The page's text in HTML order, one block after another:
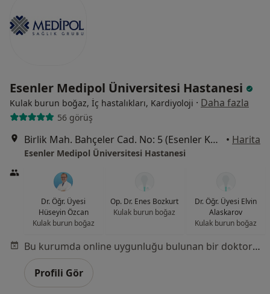
Esenler Medipol Üniversitesi Hastanesi
Kulak burun boğaz, İç hastalıkları, Kardiyoloji · Daha fazla
56 görüş
Birlik Mah. Bahçeler Cad. No: 5 (Esenler Kültür Merkezi Karşısı), Esenler • Harita
Esenler Medipol Üniversitesi Hastanesi
Dr. Öğr. Üyesi
Hüseyin Özcan
Kulak burun boğaz
Op. Dr. Enes Bozkurt
Kulak burun boğaz
Dr. Öğr. Üyesi Elvin
Alaskarov
Kulak burun boğaz
Bu kurumda online uygunluğu bulunan bir doktor veya uzman bulunamadı
Profili Gör